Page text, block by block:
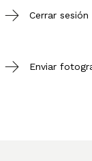
Cerrar sesión
Enviar